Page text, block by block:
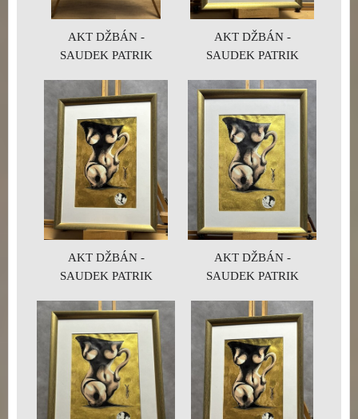
AKT DŽBÁN -
SAUDEK PATRIK
AKT DŽBÁN -
SAUDEK PATRIK
AKT DŽBÁN -
SAUDEK PATRIK
AKT DŽBÁN -
SAUDEK PATRIK